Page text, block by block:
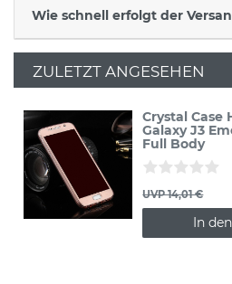
Wie schnell erfolgt der
ZULETZT ANGESEHEN
Crystal Case
Galaxy J3
Full Body
UVP 14,01 €
In